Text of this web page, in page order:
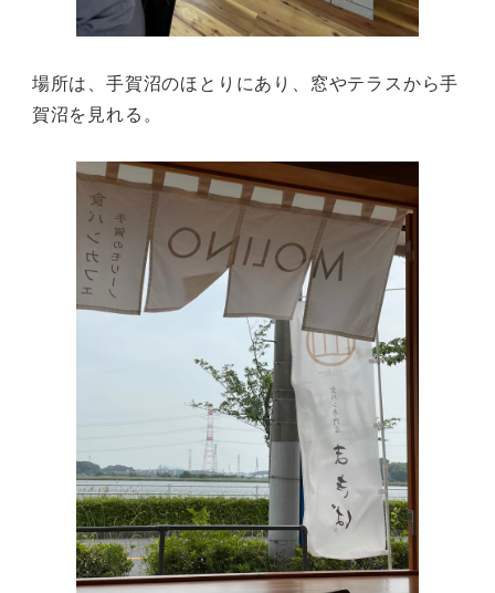
場所は、手賀沼のほとりにあり、窓やテラスから手
賀沼を見れる。